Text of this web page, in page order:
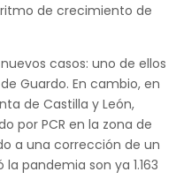
de crecimiento de
casos: uno de ellos
Guardo. En cambio, en
de Castilla y León,
por PCR en la zona de
a una corrección de un
pandemia son ya 1.163